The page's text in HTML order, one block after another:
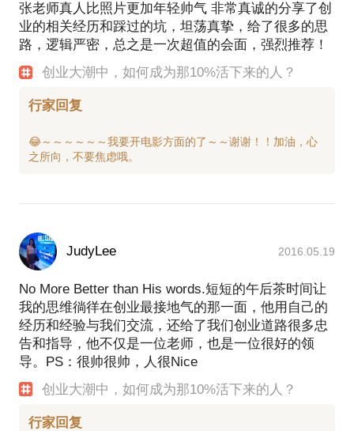
张老师真人比照片更加年轻帅气 非常真诚的分享了创
业的相关经历和踩过的坑，坦荡真挚，给了很多的思
路，逻辑严密，总之是一次超值的会面，强烈推荐！
创业大潮中，如何成为那10%活下来的人？
行家回复
😂～～～～～～我要开电影方面的了～～谢谢！！加油，心
JudyLee 2016.05.19
No More Better than His words.短短的午后茶时间让
我的思维徜徉在创业最接地气的那一面，他用自己的
经历和经验与我们交流，还给了我们创业道路很多忠
告和指导，他不仅是一位老师，也是一位很好的领
导。PS：很帅很帅，人很Nice
创业大潮中，如何成为那10%活下来的人？
行家回复